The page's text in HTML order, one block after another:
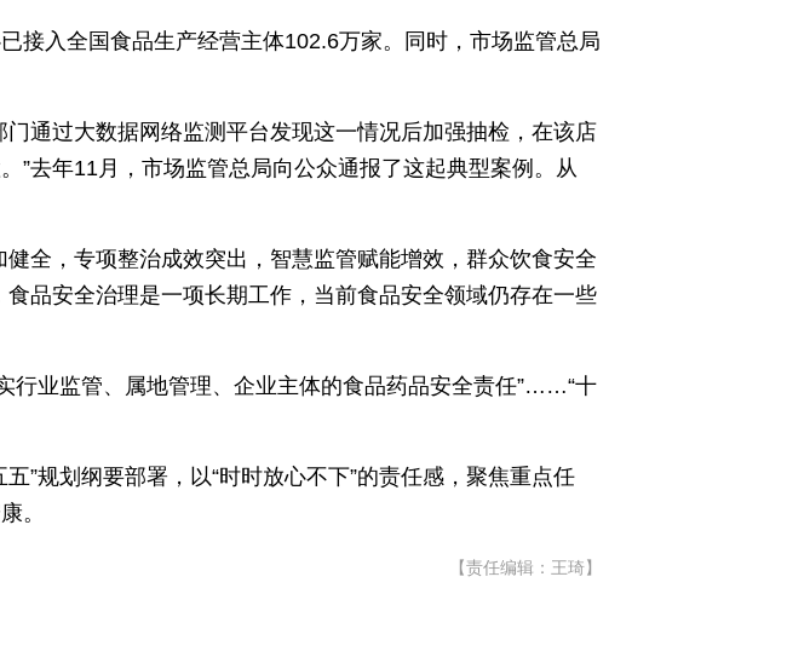
接入全国食品生产经营主体102.6万家。同时，市场监管总局
通过大数据网络监测平台发现这一情况后加强抽检，在该店
”去年11月，市场监管总局向公众通报了这起典型案例。从
全，专项整治成效突出，智慧监管赋能增效，群众饮食安全
品安全治理是一项长期工作，当前食品安全领域仍存在一些
行业监管、属地管理、企业主体的食品药品安全责任”……“十
”规划纲要部署，以“时时放心不下”的责任感，聚焦重点任
。
【责任编辑：王琦】